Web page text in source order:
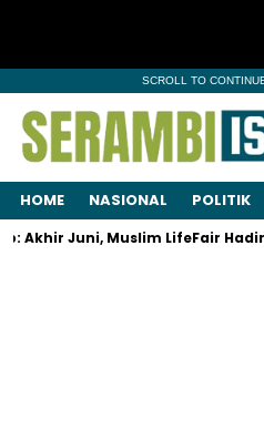
SCROLL TO
HOME NASIONAL POLITIK
Akhir Juni, Muslim LifeFair